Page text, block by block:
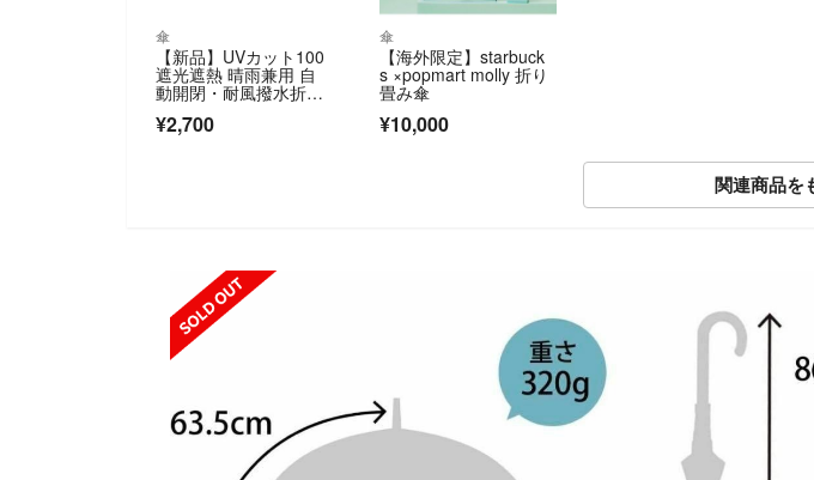
傘
【新品】UVカット100
遮光遮熱 晴雨兼用 自
動開閉・耐風撥水折り
¥2,700
傘
【海外限定】starbuck
s ×popmart molly 折り
畳み傘
¥10,000
関連商品を